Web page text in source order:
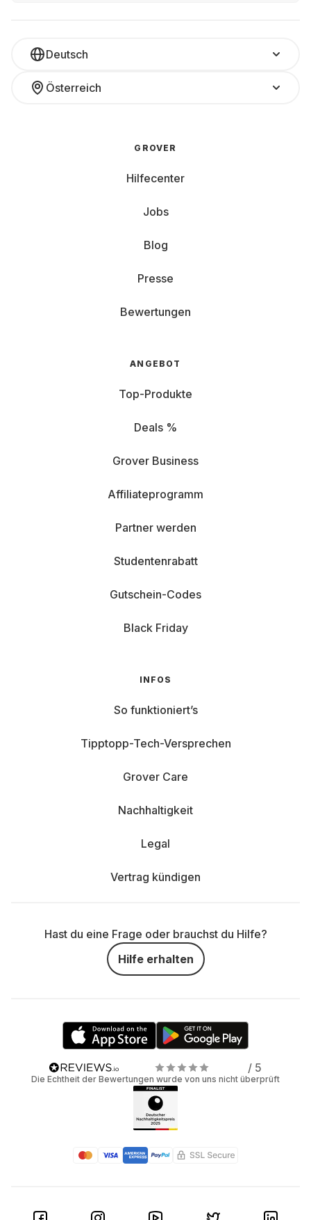
Deutsch
Österreich
GROVER
Hilfecenter
Jobs
Blog
Presse
Bewertungen
ANGEBOT
Top-Produkte
Deals %
Grover Business
Affiliateprogramm
Partner werden
Studentenrabatt
Gutschein-Codes
Black Friday
INFOS
So funktioniert’s
Tipptopp-Tech-Versprechen
Grover Care
Nachhaltigkeit
Legal
Vertrag kündigen
Hast du eine Frage oder brauchst du Hilfe?
Hilfe erhalten
/ 5
Die Echtheit der Bewertungen wurde von uns nicht überprüft